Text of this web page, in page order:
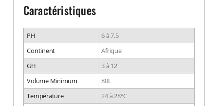
Caractéristiques
PH
6 à 7.5
Continent
Afrique
GH
3 à 12
Volume Minimum
80L
Température
24 à 28°C